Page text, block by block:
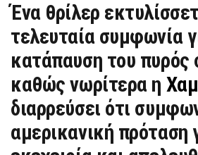
Ένα θρίλερ
τελευταία συμφωνία
κατάπαυση του πυρός
καθώς νωρίτερα η
διαρρεύσει ότι
αμερικανική πρόταση